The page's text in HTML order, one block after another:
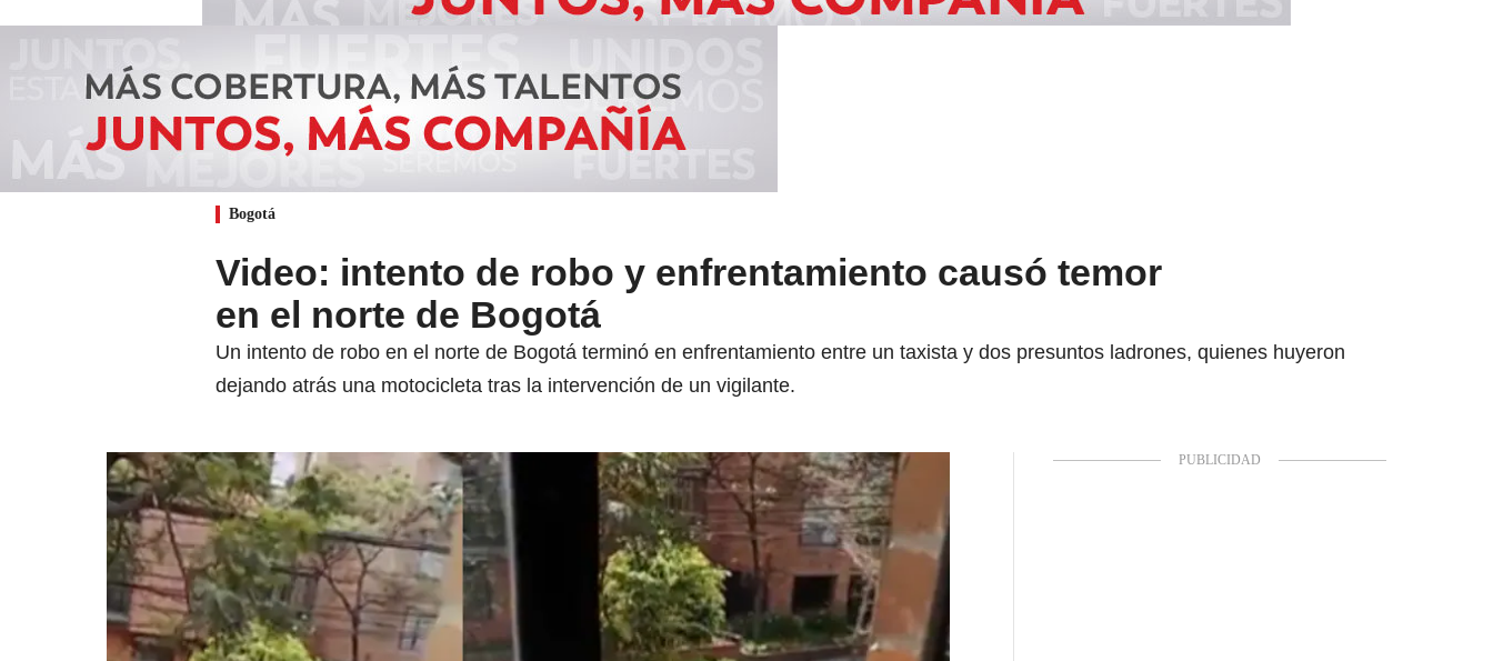
Bogotá
Video: intento de robo y enfrentamiento causó temor
en el norte de Bogotá
Un intento de robo en el norte de Bogotá terminó en enfrentamiento entre un taxista y dos presuntos ladrones, quienes huyeron
dejando atrás una motocicleta tras la intervención de un vigilante.